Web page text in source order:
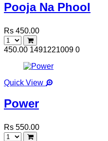
Pooja Na Phool
Rs 450.00
450.00 1491221009 0
Quick View
Power
Rs 550.00